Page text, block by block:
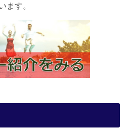
ます。